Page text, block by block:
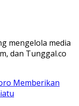
mengelola media
dan Tunggal.co